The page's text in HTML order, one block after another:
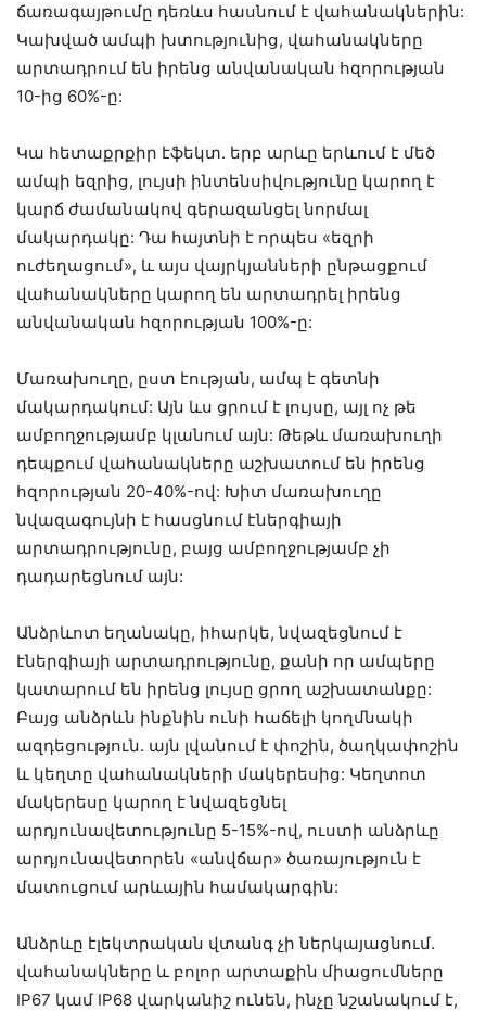
ճառագայթումը դեռևս հասնում է վահանակներին:
Կախված ամպի խտությունից, վահանակները
արտադրում են իրենց անվանական հզորության
10-ից 60%-ը:
Կա հետաքրքիր էֆեկտ. երբ արևը երևում է մեծ
ամպի եզրից, լույսի ինտենսիվությունը կարող է
կարճ ժամանակով գերազանցել նորմալ
մակարդակը: Դա հայտնի է որպես «եզրի
ուժեղացում», և այս վայրկյանների ընթացքում
վահանակները կարող են արտադրել իրենց
անվանական հզորության 100%-ը:
Մառախուղը, ըստ էության, ամպ է գետնի
մակարդակում: Այն ևս ցրում է լույսը, այլ ոչ թե
ամբողջությամբ կլանում այն: Թեթև մառախուղի
դեպքում վահանակները աշխատում են իրենց
հզորության 20-40%-ով: Խիտ մառախուղը
նվազագույնի է հասցնում էներգիայի
արտադրությունը, բայց ամբողջությամբ չի
դադարեցնում այն:
Անձրևոտ եղանակը, իհարկե, նվազեցնում է
էներգիայի արտադրությունը, քանի որ ամպերը
կատարում են իրենց լույսը ցրող աշխատանքը:
Բայց անձրևն ինքնին ունի հաճելի կողմնակի
ազդեցություն. այն լվանում է փոշին, ծաղկափոշին
և կեղտը վահանակների մակերեսից: Կեղտոտ
մակերեսը կարող է նվազեցնել
արդյունավետությունը 5-15%-ով, ուստի անձրևը
արդյունավետորեն «անվճար» ծառայություն է
մատուցում արևային համակարգին:
Անձրևը էլեկտրական վտանգ չի ներկայացնում.
վահանակները և բոլոր արտաքին միացումները
IP67 կամ IP68 վարկանիշ ունեն, ինչը նշանակում է,